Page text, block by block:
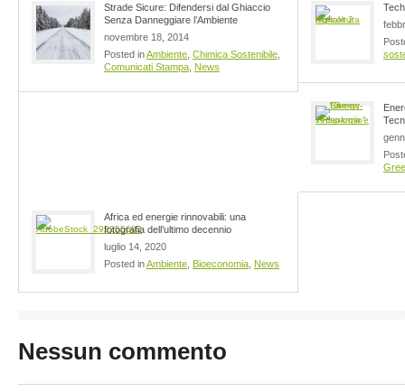
Strade Sicure: Difendersi dal Ghiaccio
Senza Danneggiare l’Ambiente
novembre 18, 2014
Posted inAmbiente Chimica Sostenibile
Comunicati Stampa News
Africa ed energie rinnovabili: una
fotografia dell’ultimo decennio
luglio 14, 2020
Posted inAmbiente Bioeconomia News
Nessun commento